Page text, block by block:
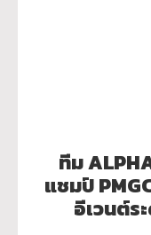
ทีม
แชมป์
อีเวนต์ร